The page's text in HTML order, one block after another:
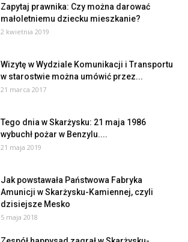
Zapytaj prawnika: Czy można darować
małoletniemu dziecku mieszkanie?
2 kwietnia 2019
Wizytę w Wydziale Komunikacji i Transportu
w starostwie można umówić przez...
21 marca 2017
Tego dnia w Skarżysku: 21 maja 1986
wybuchł pożar w Benzylu....
21 maja 2019
Jak powstawała Państwowa Fabryka
Amunicji w Skarżysku-Kamiennej, czyli
dzisiejsze Mesko
5 maja 2018